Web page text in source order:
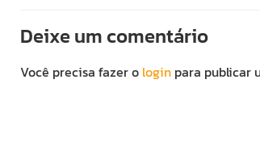
Deixe um comentário
Você precisa fazer o login para publicar